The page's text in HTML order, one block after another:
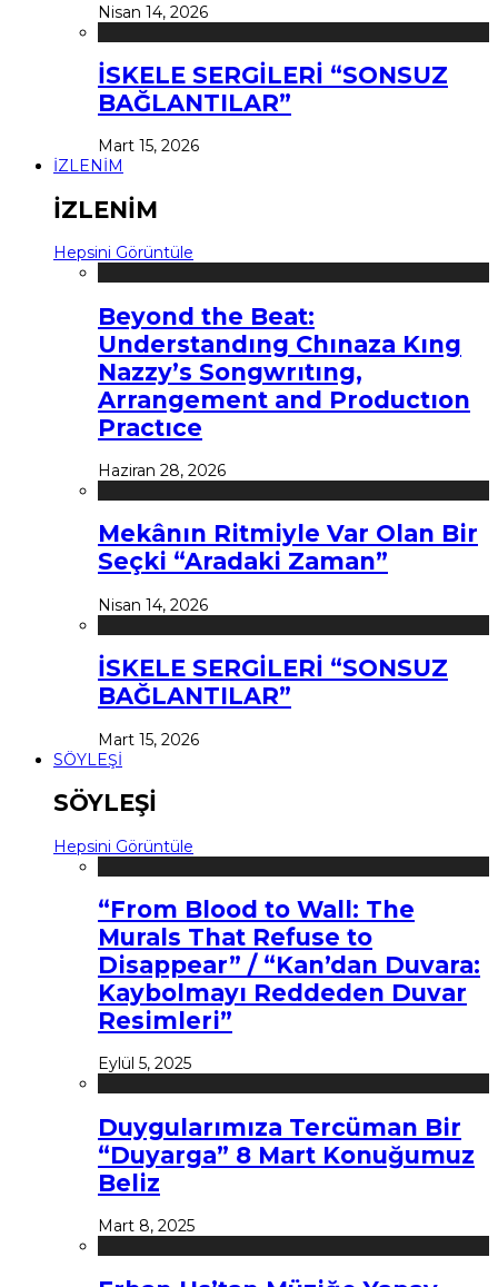
Nisan 14, 2026
İSKELE SERGİLERİ “SONSUZ
BAĞLANTILAR”
Mart 15, 2026
İZLENİM
İZLENİM
Hepsini Görüntüle
Beyond the Beat:
Understandıng Chınaza Kıng
Nazzy’s Songwrıtıng,
Arrangement and Productıon
Practıce
Haziran 28, 2026
Mekânın Ritmiyle Var Olan Bir
Seçki “Aradaki Zaman”
Nisan 14, 2026
İSKELE SERGİLERİ “SONSUZ
BAĞLANTILAR”
Mart 15, 2026
SÖYLEŞİ
SÖYLEŞİ
Hepsini Görüntüle
“From Blood to Wall: The
Murals That Refuse to
Disappear” / “Kan’dan Duvara:
Kaybolmayı Reddeden Duvar
Resimleri”
Eylül 5, 2025
Duygularımıza Tercüman Bir
“Duyarga” 8 Mart Konuğumuz
Beliz
Mart 8, 2025